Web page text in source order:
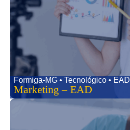
Formiga-MG • Tecnológico • EAD
Marketing – EAD